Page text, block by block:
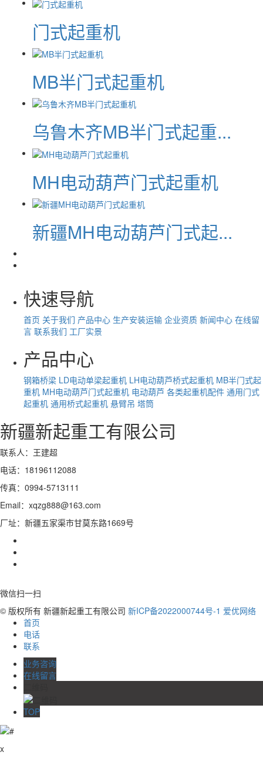
门式起重机
MB半门式起重机
乌鲁木齐MB半门式起重...
MH电动葫芦门式起重机
新疆MH电动葫芦门式起...
快速导航
首页 关于我们 产品中心 生产安装运输 企业资质 新闻中心 在线留
言 联系我们 工厂实景
产品中心
钢箱桥梁 LD电动单梁起重机 LH电动葫芦桥式起重机 MB半门式起
重机 MH电动葫芦门式起重机 电动葫芦 各类起重机配件 通用门式
起重机 通用桥式起重机 悬臂吊 塔筒
新疆新起重工有限公司
联系人：王建超
电话：18196112088
传真：0994-5713111
Email：xqzg888@163.com
厂址：新疆五家渠市甘莫东路1669号
微信扫一扫
© 版权所有 新疆新起重工有限公司 新ICP备2022000744号-1 爱优网络
首页
电话
联系
业务咨询
在线留言
TOP
x